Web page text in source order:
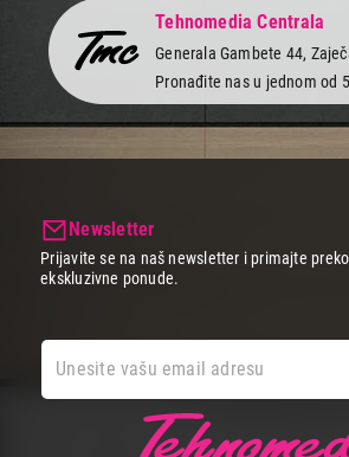
Tehnomedia Centrala
Generala Gambete 44,
Pronađite nas u jednom od
Newsletter
Prijavite se na naš newsletter i primajte
ekskluzivne ponude.